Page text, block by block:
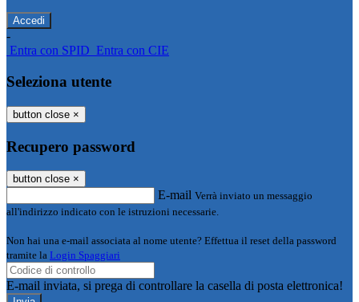
-
Entra con SPID Entra con CIE
Seleziona utente
button close ×
Recupero password
button close ×
E-mail Verrà inviato un messaggio
all'indirizzo indicato con le istruzioni necessarie.
Non hai una e-mail associata al nome utente? Effettua il reset della password
tramite la Login Spaggiari
E-mail inviata, si prega di controllare la casella di posta elettronica!